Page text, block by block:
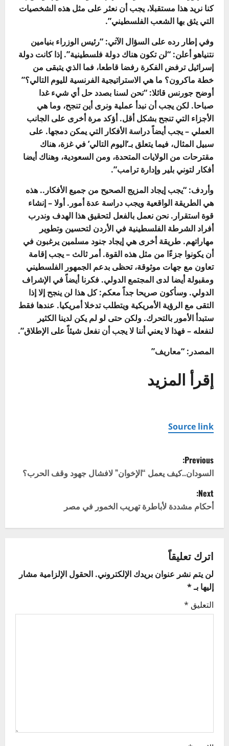
كنا نريد هذا مستقبلا، يجب أن نعثر على مثل هذه الشخصيات
التي يثق بها الشعب الفلسطيني”.
وفي إطار رده على السؤال الآتي: “رئيس الوزراء بنيامين
نتنياهو أعلن: “لن تكون هناك دولة فلسطينية”. إذا كانت دولة
إسرائيل ترفض الفكرة رفضا قاطعا، فما الذي يتبقى من
خطة ماكرون؟ ما هي الاستراتيجية الفرنسية لليوم التالي؟”
أوضح جورنس قائلا: “نحن لسنا بصدد حل أي شيء غدا
صباحا. لكن يجب أن نبدأ عملية ونرى أين تنجح، وما هي
الأجزاء التي تنجح بشكل أقل. أؤكد مرة أخرى على الجانب
العملي – يجب أيضاً دراسة الأفكار التي يمكن دمجها. على
سبيل المثال، فيما يتعلق بـ’اليوم التالي’ في غزة، هناك
مقترحات من الولايات المتحدة، ومن السعودية، وهناك أيضا
أفكار لتوني بلير وإدارة ترامب”.
وأردف: “يجب إيجاد المزيج الصحيح من جميع الأفكار.. هذه
هي الطريقة الواقعية ويجب دراسة عدة أمور. أولا – إنشاء
قوة استقرار. نحن نعمل بالفعل لتحقيق هذا الهدف وندرب
أفراد الشرطة الفلسطينية في الأردن لتحسين وتطوير
مهاراتهم. طريقة أخرى هي إيجاد جنود مسلمين يرغبون في
أن يكونوا جزءًا من مثل هذه القوة. أمر ثالث – يجب إقامة
تعاون مع جهات موثوقة، تحظى بدعم الجمهور الفلسطيني
ومقبولة أيضا لدى المجتمع الدولي. فكرنا أيضاً في الإشراف
الدولي. وسأكون صريحا جداً معكم: كل هذا لن ينجح إلا إذا
التقى مع الرؤية الأمريكية ويتطلب تدخلا أمريكيا. عندها فقط
ستبدأ الأمور بالتحرك. ولكن حتى لو لم يكن لدينا الكثير
لنفعله – فهذا لا يعني أننا لا يجب أن نفعل شيئاً على الإطلاق”.
المصدر: “معاريف”
إقرأ المزيد
Source link
P
o
s
a
v
i
n
Previous:
السودان..كيف يعمل “الإخوان” لافشال جهود وقف الحرب؟
Next:
أحكام مشددة لأباطرة تهريب الخمور في مصر
اترك تعليقاً
لن يتم نشر عنوان بريدك الإلكتروني. الحقول الإلزامية مشار
إليها بـ*
التعليق *